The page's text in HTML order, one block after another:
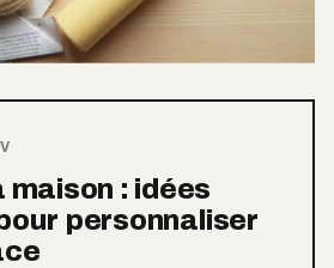
maison : idées
personnaliser